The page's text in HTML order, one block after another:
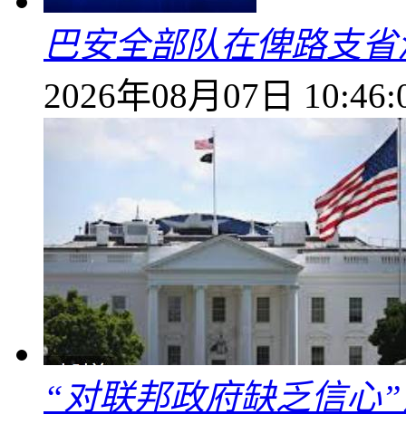
巴安全部队在俾路支
2026年08月07日
“对联邦政府缺乏信心